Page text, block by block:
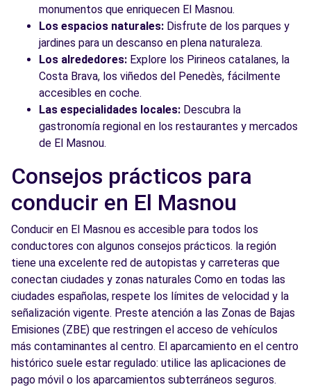
monumentos que enriquecen El Masnou.
Los espacios naturales: Disfrute de los parques y
jardines para un descanso en plena naturaleza.
Los alrededores: Explore los Pirineos catalanes, la
Costa Brava, los viñedos del Penedès, fácilmente
accesibles en coche.
Las especialidades locales: Descubra la
gastronomía regional en los restaurantes y mercados
de El Masnou.
Consejos prácticos para
conducir en El Masnou
Conducir en El Masnou es accesible para todos los
conductores con algunos consejos prácticos. la región
tiene una excelente red de autopistas y carreteras que
conectan ciudades y zonas naturales Como en todas las
ciudades españolas, respete los límites de velocidad y la
señalización vigente. Preste atención a las Zonas de Bajas
Emisiones (ZBE) que restringen el acceso de vehículos
más contaminantes al centro. El aparcamiento en el centro
histórico suele estar regulado: utilice las aplicaciones de
pago móvil o los aparcamientos subterráneos seguros.